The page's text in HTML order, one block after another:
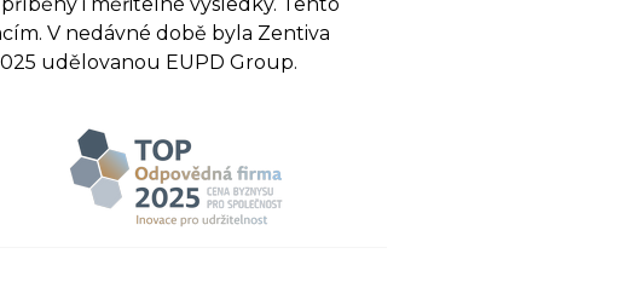
V nedávné době byla Zentiva
udělovanou EUPD Group.